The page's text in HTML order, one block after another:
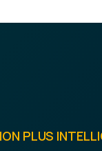
PLUS